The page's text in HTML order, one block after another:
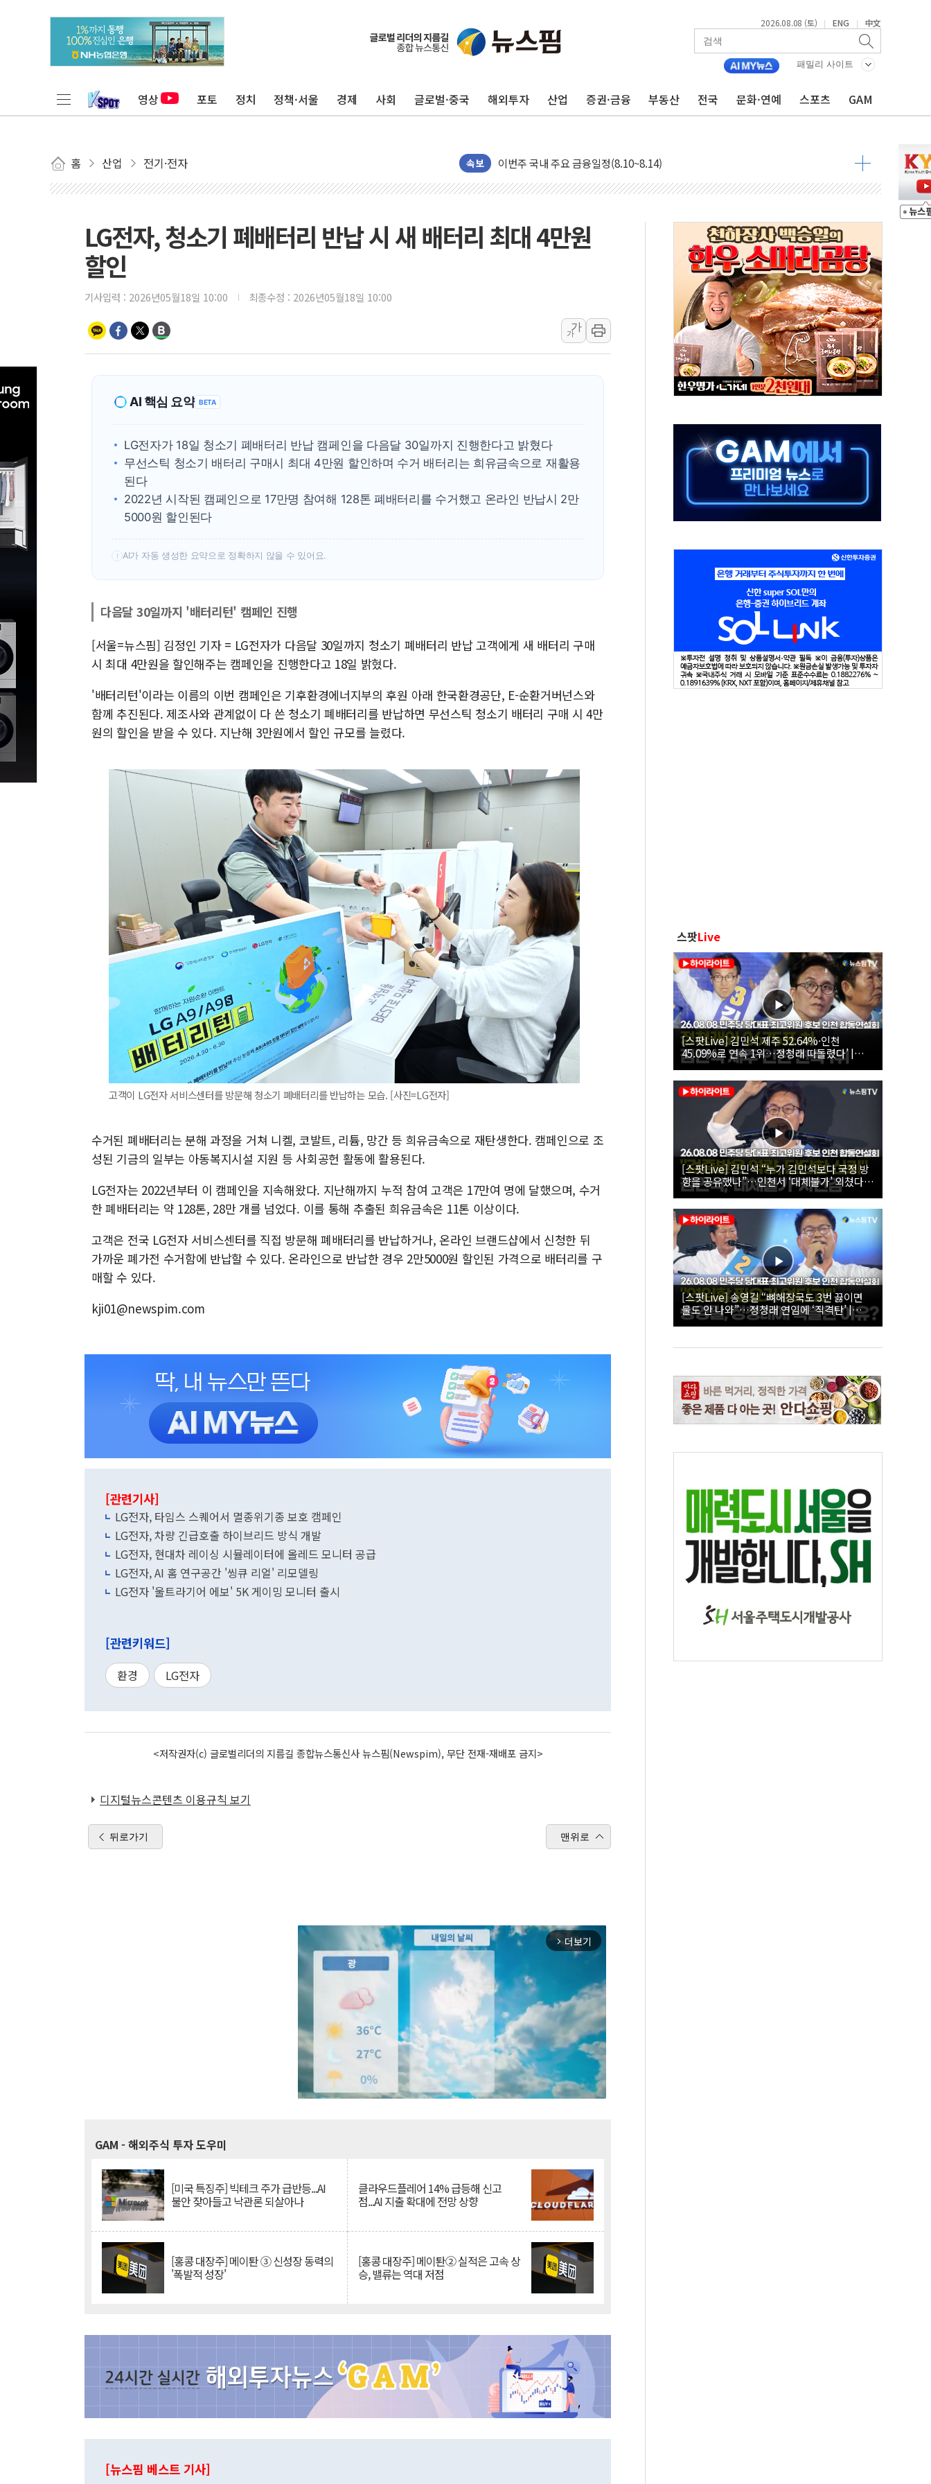
2026.08.08 (토) | ENG | 中文
패밀리 사이트
영상 포토 정치 정책·서울 경제 사회 글로벌·중국 해외투자 산업 증권·금융 부동산 전국 문화·연예 스포츠 GAM
홈 산업 전기·전자 속보
[속보] 민주, 제주·인천 경선 결과 발표...김민석 47.75% 정청래 42.08%
[속보] 민주, 인천 경선 결과 발표...김민석 45.09% 정청래 43.27% 송영길 11.63%
이번주 국내 주요 금융일정(8.10~8.14)
강릉·동해·삼척 시간당 최대 50㎜ 폭우…강원 동해안 강한 비 이어져
폐기물 수거하다 참변…60대 환경미화원 수거차에 치여 사망
서울 중랑구 주택가서 흉기 난동…60대 남성 2명 숨져
李대통령 "결혼 때문에 손해 보는 일 없게"…'결혼 페널티' 22개 과제 손본다
여수 오동도 인근 해상서 모터보트 전복…1명 사망·1명 실종
추미애, '위안부' 피해자 기림의 날 참석..."국제적 시민 연대로 목소리 내야"
인천 선재도 갯벌서 해루질 중 실종 60대 나흘만에 숨진 채 발견
인천서 말다툼 중 어머니 흉기 살해 10대 아들 체포
'화합' 꺼낸 김민석에 '뻔뻔' 받아친 정청래…제주 연설서 신경전 고조
李대통령, ISA 개편 재검토 지시…與 "적극 환영"·野 "졸속 국정"
연일 폭염에 온열질환 사망 23명…정부, 비상대응기구 가동
中 전방위 아파트 부양, 수도 베이징도 부동산 규제 철폐
인제 용대리 계곡서 수위 상승으로 피서객 7명 고립…전원 구조
동해시, 11~14일 '별똥별 멍' 운영…페르세우스 유성우 관측
LG전자, 청소기 폐배터리 반납 시 새 배터리 최대 4만원
할인
기사입력 : 2026년05월18일 10:00 최종수정 : 2026년05월18일 10:00
가
가
AI 핵심 요약 BETA
LG전자가 18일 청소기 폐배터리 반납 캠페인을 다음달 30일까지 진행한다고 밝혔다
무선스틱 청소기 배터리 구매시 최대 4만원 할인하며 수거 배터리는 희유금속으로 재활용
된다
2022년 시작된 캠페인으로 17만명 참여해 128톤 폐배터리를 수거했고 온라인 반납시 2만
5000원 할인된다
! AI가 자동 생성한 요약으로 정확하지 않을 수 있어요.
다음달 30일까지 '배터리턴' 캠페인 진행
[서울=뉴스핌] 김정인 기자 = LG전자가 다음달 30일까지 청소기 폐배터리 반납 고객에게 새 배터리 구매
시 최대 4만원을 할인해주는 캠페인을 진행한다고 18일 밝혔다.
'배터리턴'이라는 이름의 이번 캠페인은 기후환경에너지부의 후원 아래 한국환경공단, E-순환거버넌스와
함께 추진된다. 제조사와 관계없이 다 쓴 청소기 폐배터리를 반납하면 무선스틱 청소기 배터리 구매 시 4만
원의 할인을 받을 수 있다. 지난해 3만원에서 할인 규모를 늘렸다.
고객이 LG전자 서비스센터를 방문해 청소기 폐배터리를 반납하는 모습. [사진=LG전자]
수거된 폐배터리는 분해 과정을 거쳐 니켈, 코발트, 리튬, 망간 등 희유금속으로 재탄생한다. 캠페인으로 조
성된 기금의 일부는 아동복지시설 지원 등 사회공헌 활동에 활용된다.
LG전자는 2022년부터 이 캠페인을 지속해왔다. 지난해까지 누적 참여 고객은 17만여 명에 달했으며, 수거
한 폐배터리는 약 128톤, 28만 개를 넘었다. 이를 통해 추출된 희유금속은 11톤 이상이다.
고객은 전국 LG전자 서비스센터를 직접 방문해 폐배터리를 반납하거나, 온라인 브랜드샵에서 신청한 뒤
가까운 폐가전 수거함에 반납할 수 있다. 온라인으로 반납한 경우 2만5000원 할인된 가격으로 배터리를 구
매할 수 있다.
kji01@newspim.com
[관련기사]
LG전자, 타임스 스퀘어서 멸종위기종 보호 캠페인
LG전자, 차량 긴급호출 하이브리드 방식 개발
LG전자, 현대차 레이싱 시뮬레이터에 올레드 모니터 공급
LG전자, AI 홈 연구공간 '씽큐 리얼' 리모델링
LG전자 '울트라기어 에보' 5K 게이밍 모니터 출시
[관련키워드]
환경 LG전자
<저작권자(c) 글로벌리더의 지름길 종합뉴스통신사 뉴스핌(Newspim), 무단 전재-재배포 금지>
디지털뉴스콘텐츠 이용규칙 보기
뒤로가기 맨위로
arrow_forward_ios 더보기
GAM - 해외주식 투자 도우미
[미국 특징주] 빅테크 주가 급반등...AI
불안 잦아들고 낙관론 되살아나
클라우드플레어 14% 급등해 신고
점...AI 지출 확대에 전망 상향
[홍콩 대장주] 메이퇀 ③ 신성장 동력의
'폭발적 성장'
[홍콩 대장주] 메이퇀② 실적은 고속 상
승, 밸류는 역대 저점
[뉴스핌 베스트 기사]
스팟Live
[스팟Live] 김민석 제주 52.64%·인천
45.09%로 연속 1위…정청래 따돌렸다’ |
26.08.08 더불어민주당 당대표·최고위원 후
보 인천 합동연설회
[스팟Live] 김민석 “누가 김민석보다 국정 방
향을 공유했나”…인천서 ‘대체불가’ 외쳤다 |
26.08.08 더불어민주당 당대표·최고위원 후
보 인천 합동연설회
[스팟Live] 송영길 “뼈해장국도 3번 끓이면
물도 안 나와”…정청래 연임에 ‘직격탄’ |
26.08.08 더불어민주당 당대표·최고위원 후